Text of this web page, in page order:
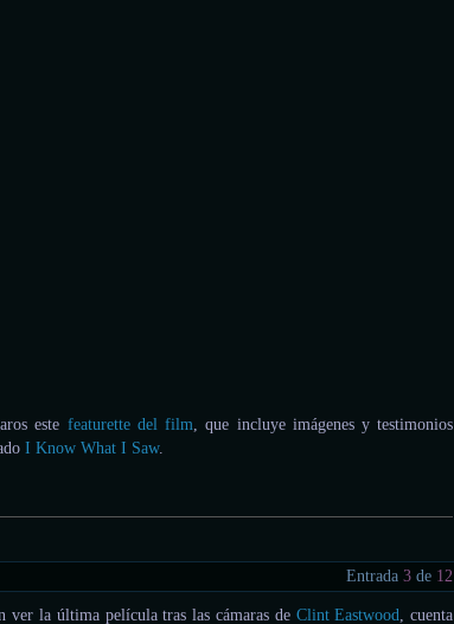
este featurette del film, que incluye imágenes y testimonios
I Know What I Saw.
Entrada3 de 12
ver la última película tras las cámaras de Clint Eastwood
, cuenta